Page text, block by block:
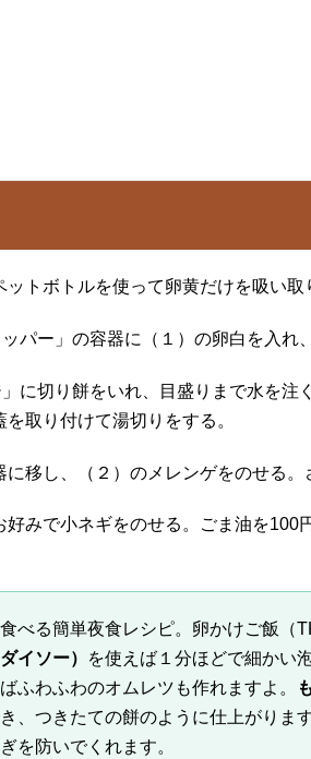
ットボトルを使って卵黄だけを吸い取
パー」の容器に（１）の卵白を入れ
」に切り餅をいれ、目盛りまで水を
取り付けて湯切りをする。
に移し、（２）のメレンゲをのせる。
好みで小ネギをのせる。ごま油を
べる簡単夜食レシピ。卵かけご飯（
イソー）
を使えば１分ほどで細かい
ふわふわのオムレツも作れますよ。
、つきたての餅のように仕上がります
を防いでくれます。